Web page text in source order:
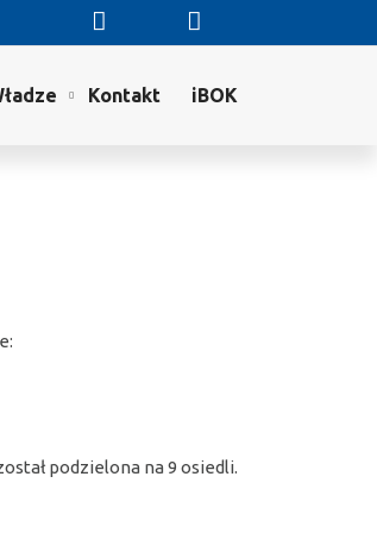
Kontakt iBOK
podzielona na 9 osiedli.